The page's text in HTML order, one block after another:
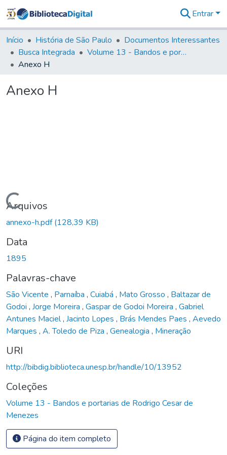
&
Coleções
Tudo na
Entrar
Início História de São Paulo
Documentos Interessantes
Busca Integrada
Volume 13 - Bandos e portarias de Rodrigo Cesar de Menezes
Anexo H
Anexo H
Carregando...
Arquivos
annexo-h.pdf(128,39 KB)
Data
1895
Palavras-chave
São Vicente , Parnaíba , Cuiabá , Mato Grosso , Baltazar de
Godoi , Jorge Moreira , Gaspar de Godoi Moreira , Gabriel
Antunes Maciel, Jacinto Lopes , Brás Mendes Paes , Aevedo
Marques , A. Toledo de Piza , Genealogia , Mineração
URI
http://bibdig.biblioteca.unesp.br/handle/10/13952
Coleções
Volume 13 - Bandos e portarias de Rodrigo Cesar de
Menezes
Página do item completo